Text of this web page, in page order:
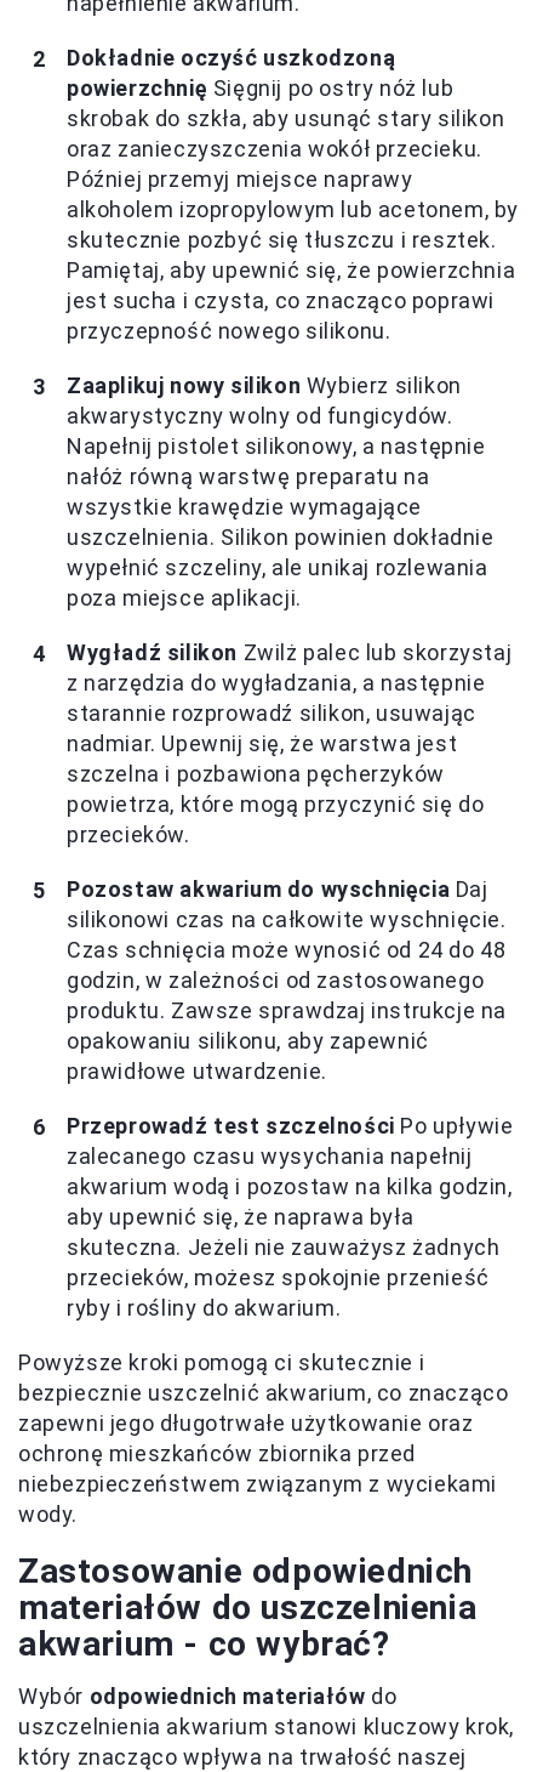
Dokładnie oczyść uszkodzoną
powierzchnię Sięgnij po ostry nóż lub
skrobak do szkła, aby usunąć stary silikon
oraz zanieczyszczenia wokół przecieku.
Później przemyj miejsce naprawy
alkoholem izopropylowym lub acetonem, by
skutecznie pozbyć się tłuszczu i resztek.
Pamiętaj, aby upewnić się, że powierzchnia
jest sucha i czysta, co znacząco poprawi
przyczepność nowego silikonu.
Zaaplikuj nowy silikon Wybierz silikon
akwarystyczny wolny od fungicydów.
Napełnij pistolet silikonowy, a następnie
nałóż równą warstwę preparatu na
wszystkie krawędzie wymagające
uszczelnienia. Silikon powinien dokładnie
wypełnić szczeliny, ale unikaj rozlewania
poza miejsce aplikacji.
Wygładź silikon Zwilż palec lub skorzystaj
z narzędzia do wygładzania, a następnie
starannie rozprowadź silikon, usuwając
nadmiar. Upewnij się, że warstwa jest
szczelna i pozbawiona pęcherzyków
powietrza, które mogą przyczynić się do
przecieków.
Pozostaw akwarium do wyschnięcia Daj
silikonowi czas na całkowite wyschnięcie.
Czas schnięcia może wynosić od 24 do 48
godzin, w zależności od zastosowanego
produktu. Zawsze sprawdzaj instrukcje na
opakowaniu silikonu, aby zapewnić
prawidłowe utwardzenie.
Przeprowadź test szczelności Po upływie
zalecanego czasu wysychania napełnij
akwarium wodą i pozostaw na kilka godzin,
aby upewnić się, że naprawa była
skuteczna. Jeżeli nie zauważysz żadnych
przecieków, możesz spokojnie przenieść
ryby i rośliny do akwarium.
Powyższe kroki pomogą ci skutecznie i
bezpiecznie uszczelnić akwarium, co znacząco
zapewni jego długotrwałe użytkowanie oraz
ochronę mieszkańców zbiornika przed
niebezpieczeństwem związanym z wyciekami
wody.
Zastosowanie odpowiednich
materiałów do uszczelnienia
akwarium - co wybrać?
Wybór odpowiednich materiałów do
uszczelnienia akwarium stanowi kluczowy krok,
który znacząco wpływa na trwałość naszej